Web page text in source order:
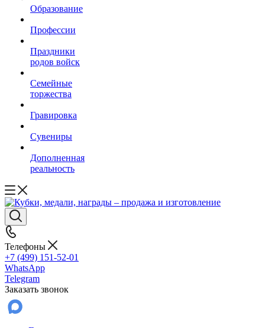
Образование
Профессии
Праздники
родов войск
Семейные
торжества
Гравировка
Сувениры
Дополненная
реальность
Телефоны
+7 (499) 151-52-01
WhatsApp
Telegram
Заказать звонок